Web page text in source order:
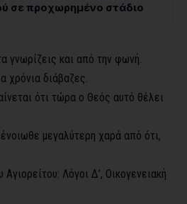
σε προχωρημένο στάδιο
γνωρίζεις και από την φωνή.
χρόνια διάβαζες.
ότι τώρα ο Θεός αυτό θέλει
μεγαλύτερη χαρά από ότι,
Λόγοι Δ’, Οικογενειακή